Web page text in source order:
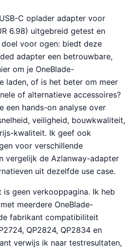
C oplader adapter voor
6.98) uitgebreid getest en
voor ogen: biedt deze
adapter een betrouwbare,
om je OneBlade-
laden, of is het beter om meer
of alternatieve accessoires?
een hands-on analyse over
veiligheid, bouwkwaliteit,
kwaliteit. Ik geef ook
voor verschillende
vergelijk de Azlanway-adapter
uit dezelfde use case.
geen verkooppagina. Ik heb
meerdere OneBlade-
fabrikant compatibiliteit
QP2824, QP2834 en
verwijs ik naar testresultaten,